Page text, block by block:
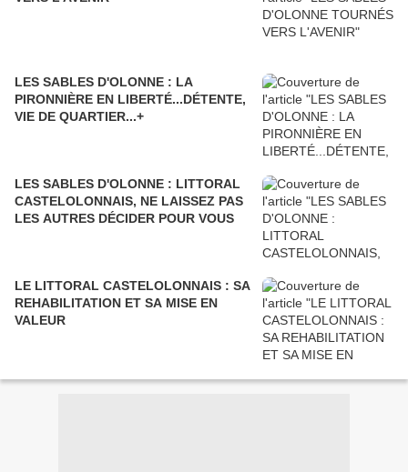
LES SABLES D'OLONNE : LA
PIRONNIÈRE EN LIBERTÉ...DÉTENTE,
VIE DE QUARTIER...+
LES SABLES D'OLONNE : LITTORAL
CASTELOLONNAIS, NE LAISSEZ PAS
LES AUTRES DÉCIDER POUR VOUS
LE LITTORAL CASTELOLONNAIS : SA
REHABILITATION ET SA MISE EN
VALEUR